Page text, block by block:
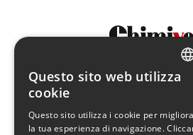
CHIMIVER PANSERI
Via Bergamo, 1401 – 24030
Tel.
+39 035 795031
– Fax
Questo sito web utilizza
cookie
Questo sito utilizza i cookie per
la tua esperienza di navigazione.